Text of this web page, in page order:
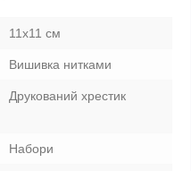
11x11 см
Вишивка нитками
Друкований хрестик
Набори